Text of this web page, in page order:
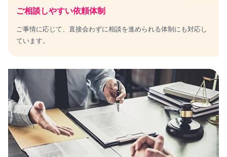
ご相談しやすい依頼体制
ご事情に応じて、直接会わずに相談を進められる体制にも対応し
ています。